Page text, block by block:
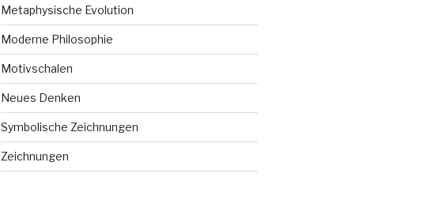
Metaphysische Evolution
Moderne Philosophie
Motivschalen
Neues Denken
Symbolische Zeichnungen
Zeichnungen